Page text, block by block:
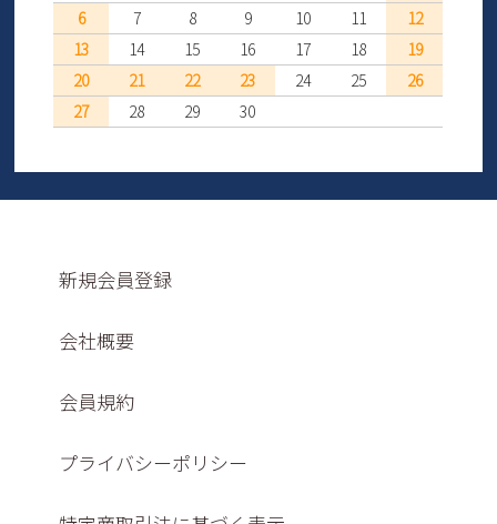
6
7 8 9 10 11
12
13
14 15 16 17 18
19
20
21 22 23 24 25
26
27
28 29 30
新規会員登録
会社概要
会員規約
プライバシーポリシー